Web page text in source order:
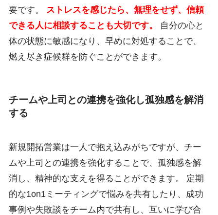
要です。 ストレスを感じたら、無理をせず、信頼
できる人に相談することも大切です。
自分の心と
体の状態に敏感になり、早めに対処することで、
燃え尽き症候群を防ぐことができます。
チームや上司との連携を強化し孤独感を解消
する
新規開拓営業は一人で抱え込みがちですが、チー
ムや上司との連携を強化することで、孤独感を解
消し、精神的な支えを得ることができます。 定期
的な1on1ミーティングで悩みを共有したり、成功
事例や失敗談をチーム内で共有し、互いに学び合